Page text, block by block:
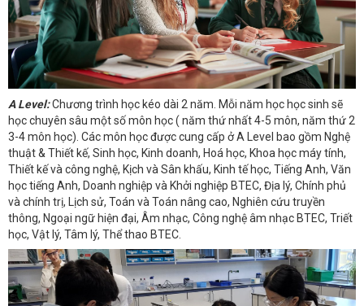
A Level:Chương trình học kéo dài 2 năm. Mỗi năm học học sinh sẽ
học chuyên sâu một số môn học ( năm thứ nhất 4-5 môn, năm thứ 2
3-4 môn học). Các môn học được cung cấp ở A Level bao gồm Nghệ
thuật & Thiết kế, Sinh học, Kinh doanh, Hoá học, Khoa học máy tính,
Thiết kế và công nghệ, Kịch và Sân khấu, Kinh tế học, Tiếng Anh, Văn
học tiếng Anh, Doanh nghiệp và Khởi nghiệp BTEC, Địa lý, Chính phủ
và chính trị, Lịch sử, Toán và Toán nâng cao, Nghiên cứu truyền
thông, Ngoại ngữ hiện đại, Âm nhạc, Công nghệ âm nhạc BTEC, Triết
học, Vật lý, Tâm lý, Thể thao BTEC.